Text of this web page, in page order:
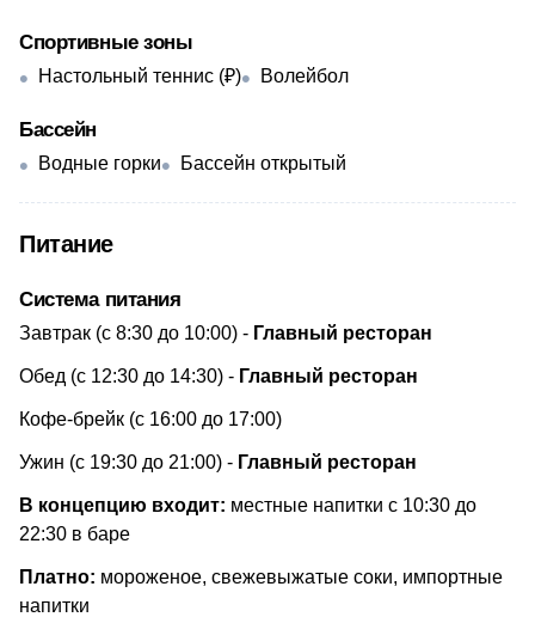
Спортивные зоны
Настольный теннис (₽) Волейбол
Бассейн
Водные горки Бассейн открытый
Питание
Система питания
​Завтрак (с 8:30 до 10:00) - Главный ресторан
Обед (с 12:30 до 14:30) - Главный ресторан
Кофе-брейк (с 16:00 до 17:00)
Ужин (с 19:30 до 21:00) - Главный ресторан
В концепцию входит: местные напитки с 10:30 до
22:30 в баре
Платно: мороженое, свежевыжатые соки, импортные
напитки